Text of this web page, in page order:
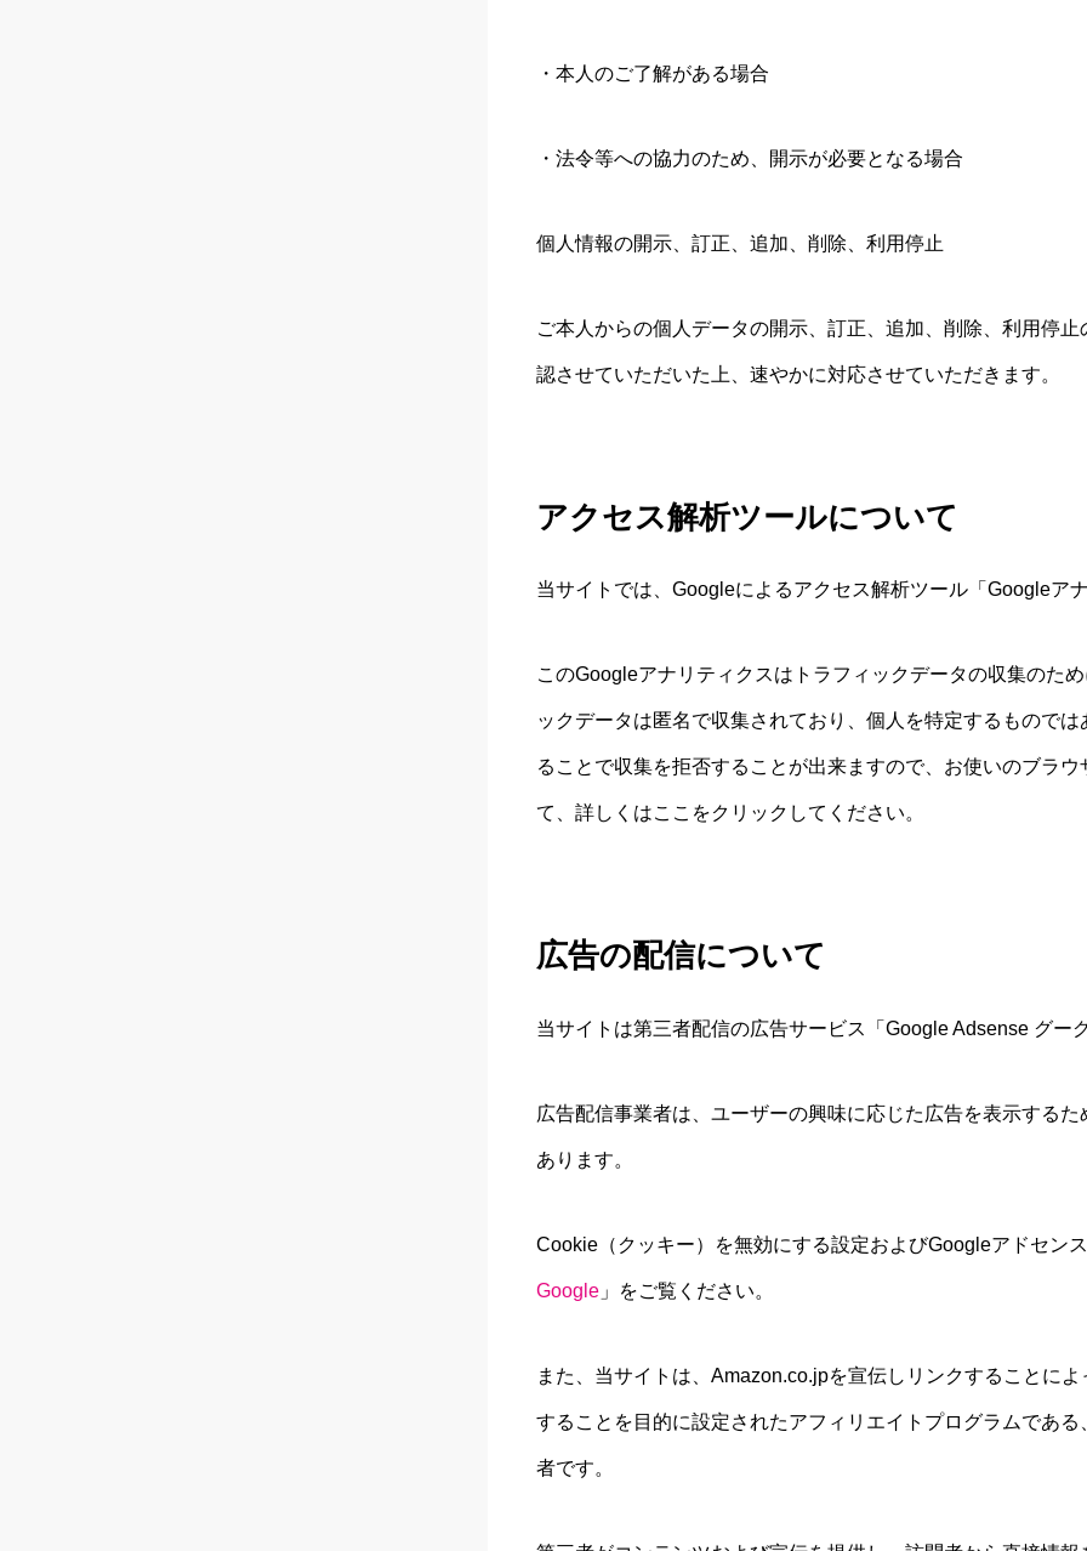
・本人のご了解がある場合
・法令等への協力のため、開示が必要となる場合
個人情報の開示、訂正、追加、削除、利用停止
ご本人からの個人データの開示、訂正、追加、削除、利用停
認させていただいた上、速やかに対応させていただきます。
アクセス解析ツールについて
当サイトでは、Googleによるアクセス解析ツール「Googleア
このGoogleアナリティクスはトラフィックデータの収集のた
ックデータは匿名で収集されており、個人を特定するもので
ることで収集を拒否することが出来ますので、お使いのブラ
て、詳しくはここをクリックしてください。
広告の配信について
当サイトは第三者配信の広告サービス「Google Adsense グー
広告配信事業者は、ユーザーの興味に応じた広告を表示する
あります。
Cookie（クッキー）を無効にする設定およびGoogleアドセン
Google 」をご覧ください。
また、当サイトは、Amazon.co.jpを宣伝しリンクすることに
することを目的に設定されたアフィリエイトプログラムであ
者です。